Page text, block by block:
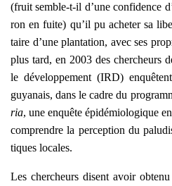
(fruit semble-t-il d’une confi­dence
ron en fuite) qu’il pu ache­ter sa
taire d’une plan­ta­tion, avec ses
plus tard, en 2003 des cher­cheurs
le déve­lop­pe­ment (IRD)
guya­nais, dans le cadre du
ria, une enquête épi­dé­mio­lo­gique
com­prendre la per­cep­tion du
tiques locales.
Les cher­cheurs disent avoir